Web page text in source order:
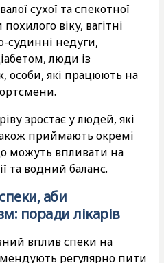
сухої та спекотної
віку, вагітні
судинні недуги,
люди із
особи, які працюють на
зростає у людей, які
приймають окремі
можуть впливати на
та водний баланс.
аби
поради лікарів
вплив спеки на
регулярно пити